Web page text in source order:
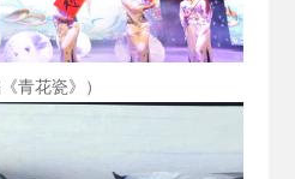
《青花瓷》）